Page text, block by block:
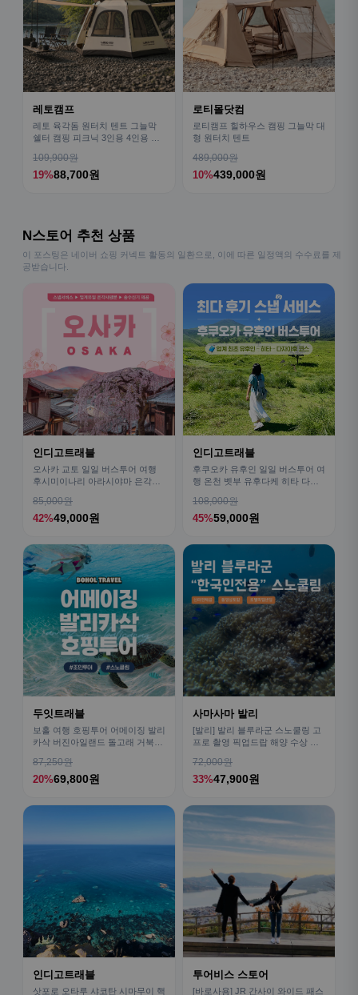
레토캠프
레토 육각돔 원터치 텐트 그늘막
쉘터 캠핑 피크닉 3인용 4인용 패
109,900원
19%88,700원
로티몰닷컴
로티캠프 힐하우스 캠핑 그늘막 대
형 원터치 텐트
489,000원
10%439,000원
N스토어 추천 상품
이 포스팅은 네이버 쇼핑 커넥트 활동의 일환으로, 이에 따른 일정액의 수수료를 제
공받습니다.
인디고트래블
오사카 교토 일일 버스투어 여행
후시미이나리 아라시야마 은각사
85,000원
42%49,000원
인디고트래블
후쿠오카 유후인 일일 버스투어 여
행 온천 벳부 유후다케 히타 다자
108,000원
45%59,000원
두잇트래블
보홀 여행 호핑투어 어메이징 발리
카삭 버진아일랜드 돌고래 거북이
87,250원
20%69,800원
사마사마 발리
[발리] 발리 블루라군 스노쿨링 고
프로 촬영 픽업드랍 해양 수상 액
72,000원
33%47,900원
인디고트래블
삿포로 오타루 샤코탄 시마무이 핵
투어비스 스토어
[바로사용] JR 간사이 와이드 패스